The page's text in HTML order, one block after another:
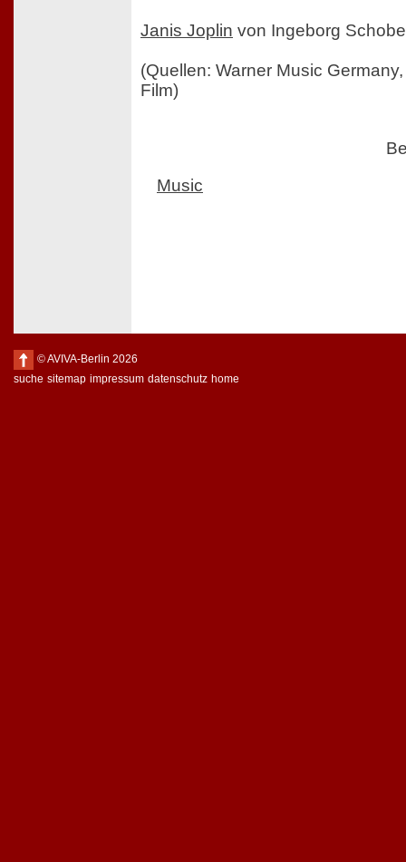
Janis Joplin von Ingeborg
(Quellen: Warner Music
Film)
Music
© AVIVA-Berlin 2026
suche sitemap impressum datenschutz home